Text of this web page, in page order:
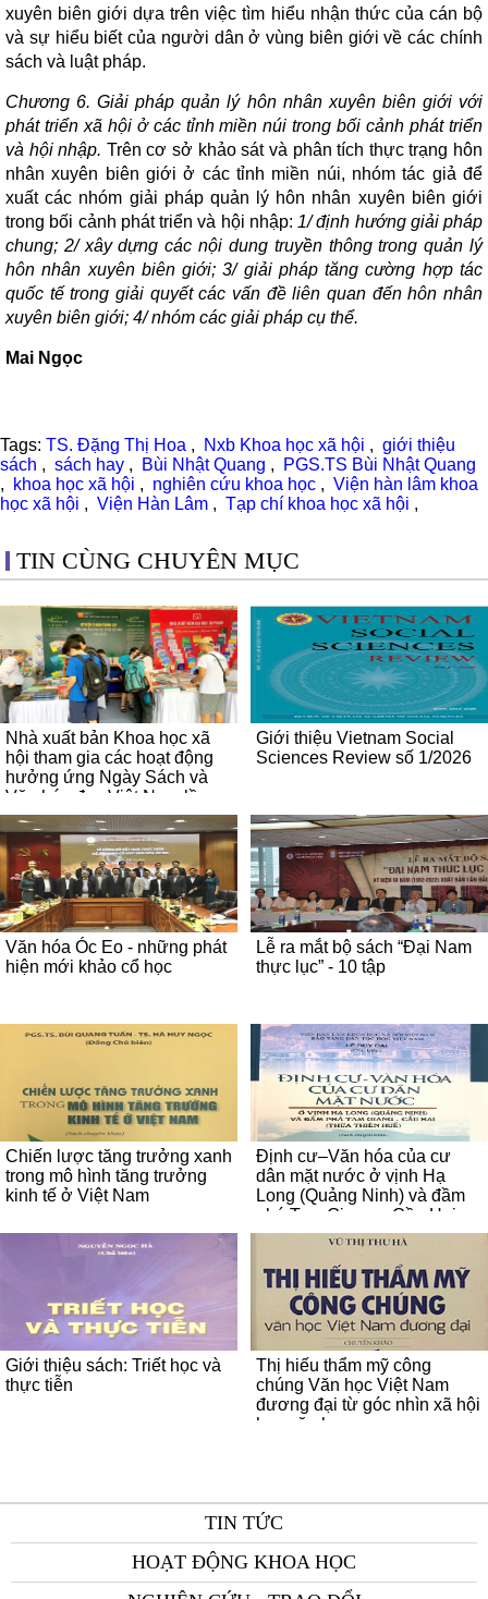
xuyên biên giới dựa trên việc tìm hiểu nhận thức của cán bộ
và sự hiểu biết của người dân ở vùng biên giới về các chính
sách và luật pháp.
Chương 6. Giải pháp quản lý hôn nhân xuyên biên giới với
phát triển xã hội ở các tỉnh miền núi trong bối cảnh phát triển
và hội nhập. Trên cơ sở khảo sát và phân tích thực trạng hôn
nhân xuyên biên giới ở các tỉnh miền núi, nhóm tác giả để
xuất các nhóm giải pháp quản lý hôn nhân xuyên biên giới
trong bối cảnh phát triển và hội nhập: 1/ định hướng giải pháp
chung; 2/ xây dựng các nội dung truyền thông trong quản lý
hôn nhân xuyên biên giới; 3/ giải pháp tăng cường hợp tác
quốc tế trong giải quyết các vấn đề liên quan đến hôn nhân
xuyên biên giới; 4/ nhóm các giải pháp cụ thể.
Mai Ngọc
Tags: TS. Đặng Thị Hoa , Nxb Khoa học xã hội , giới thiệu
sách , sách hay , Bùi Nhật Quang ,
PGS.TS Bùi Nhật Quang
,
khoa học xã hội , nghiên cứu khoa học , Viện hàn lâm khoa
học xã hội , Viện Hàn Lâm , Tạp chí khoa học xã hội ,
TIN CÙNG CHUYÊN MỤC
Giới thiệu Vietnam Social
Sciences Review số 1/2026
Nhà xuất bản Khoa học xã
hội tham gia các hoạt động
hưởng ứng Ngày Sách và
Văn hóa đọc Việt Nam lần
thứ 2 năm 2023, hướng tới
chào mừng Kỷ niệm 70 năm
thành lập Viện Hàn lâm
Khoa học xã hội Việt Nam
Lễ ra mắt bộ sách “Đại Nam
thực lục” - 10 tập
Văn hóa Óc Eo - những phát
hiện mới khảo cổ học
Định cư–Văn hóa của cư
dân mặt nước ở vịnh Hạ
Long (Quảng Ninh) và đầm
phá Tam Giang – Cầu Hai
(Thừa Thiên Huế)
Chiến lược tăng trưởng xanh
trong mô hình tăng trưởng
kinh tế ở Việt Nam
Thị hiếu thẩm mỹ công
chúng Văn học Việt Nam
đương đại từ góc nhìn xã hội
học văn học
Giới thiệu sách: Triết học và
thực tiễn
TIN TỨC
HOẠT ĐỘNG KHOA HỌC